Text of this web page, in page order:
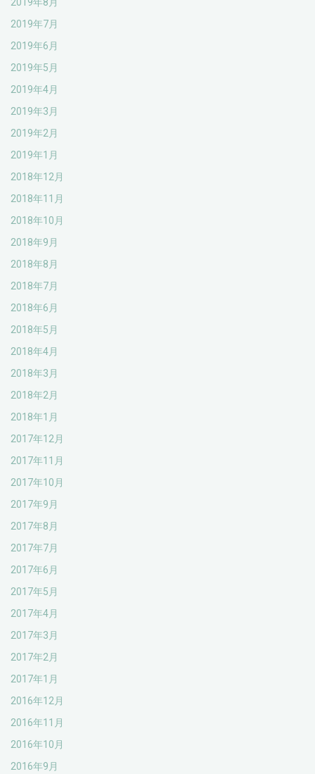
2019年7月
2019年6月
2019年5月
2019年4月
2019年3月
2019年2月
2019年1月
2018年12月
2018年11月
2018年10月
2018年9月
2018年8月
2018年7月
2018年6月
2018年5月
2018年4月
2018年3月
2018年2月
2018年1月
2017年12月
2017年11月
2017年10月
2017年9月
2017年8月
2017年7月
2017年6月
2017年5月
2017年4月
2017年3月
2017年2月
2017年1月
2016年12月
2016年11月
2016年10月
2016年9月